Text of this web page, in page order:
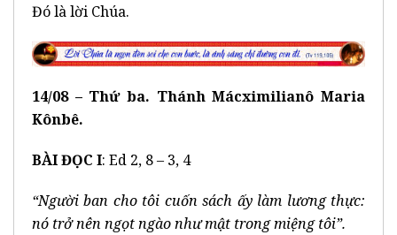
Đó là lời Chúa.
14/08 – Thứ ba. Thánh Mácximilianô Maria
Kônbê.
BÀI ĐỌC I: Ed 2, 8 – 3, 4
“Người ban cho tôi cuốn sách ấy làm lương thực:
nó trở nên ngọt ngào như mật trong miệng tôi”.